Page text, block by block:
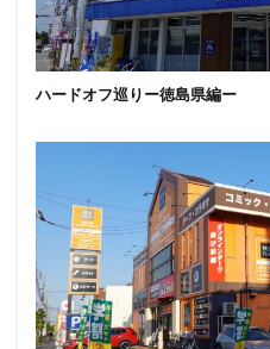
ハードオフ巡りー徳島県編ー